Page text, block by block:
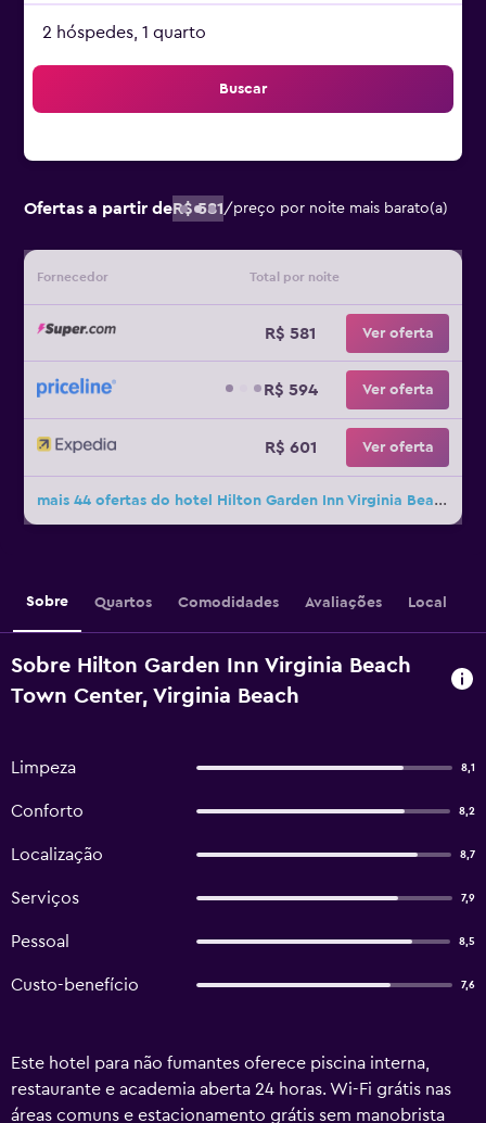
2 hóspedes, 1 quarto
Buscar
Ofertas a partir deR$ 581/preço por noite mais barato(a)
Fornecedor Total por noite
R$ 581 Ver oferta
R$ 594 Ver oferta
R$ 601 Ver oferta
mais 44 ofertas do hotel Hilton Garden Inn Virginia Beach Town Center
Sobre Quartos Comodidades Avaliações Local
Sobre Hilton Garden Inn Virginia Beach
Town Center, Virginia Beach
Limpeza 8,1
Conforto 8,2
Localização 8,7
Serviços 7,9
Pessoal 8,5
Custo-benefício 7,6
Este hotel para não fumantes oferece piscina interna,
restaurante e academia aberta 24 horas. Wi-Fi grátis nas
áreas comuns e estacionamento grátis sem manobrista